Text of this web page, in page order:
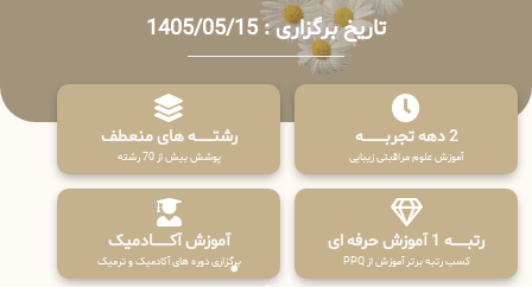
تاریخ برگزاری : 1405/05/15
2 دهه تجربـــــــــه
آموزش علوم مراقبتی زیبایی
رشتـــــــه های منعطف
پوشش بیش از 70 رشته
رتبــــــه 1 آموزش حرفه ای
کسب رتبه برتر آموزش از PPQ
آموزش آکـــــــادمیک
برگزاری دوره های آکادمیک و ترمیک